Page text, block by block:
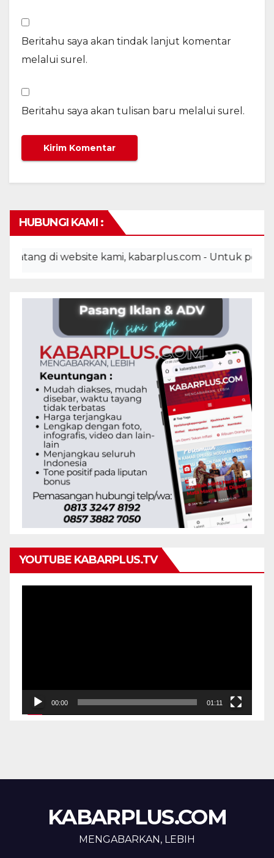
Beritahu saya akan tindak lanjut komentar
melalui surel.
Beritahu saya akan tulisan baru melalui surel.
HUBUNGI KAMI :
di website kami, kabarplus.com - Untuk
YOUTUBE KABARPLUS.TV
00:00 01:11
KABARPLUS.COM
MENGABARKAN, LEBIH